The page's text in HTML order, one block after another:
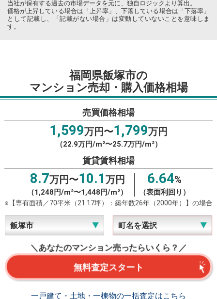
当社が保有する過去の市場データを元に、独自ロジックより算出。
価格が上昇している場合は「上昇率」、下落している場合は「下落率」
として記載し、「記載がない場合」は変動していないことを意味しま
す。
福岡県飯塚市の
マンション売却・購入価格相場
売買価格相場
1,599万円〜1,799万円
（22.9万円/m²〜25.7万円/m²）
賃貸賃料相場
8.7万円〜10.1 万円
（1,248円/m²〜1,448円/m²）
6.64%
（表面利回り）
※【専有面積／70平米（21.17坪）：築年数26年（2000年）】の場合
＼あなたのマンション売ったらいくら？／
無料査定スタート
一戸建て・土地・一棟物の一括査定はこちら